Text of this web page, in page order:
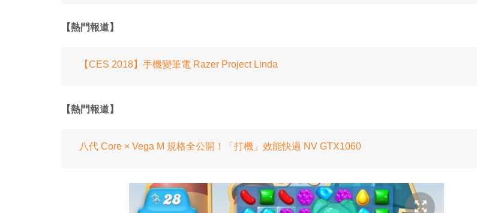
【熱門報道】
【CES 2018】手機變筆電 Razer Project Linda
【熱門報道】
八代 Core × Vega M 規格全公開！「打機」效能快過 NV GTX1060